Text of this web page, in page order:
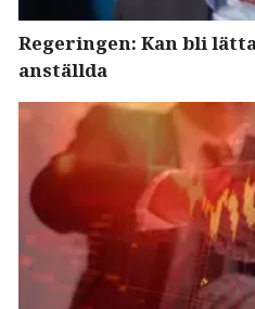
Regeringen: Kan bli
anställda